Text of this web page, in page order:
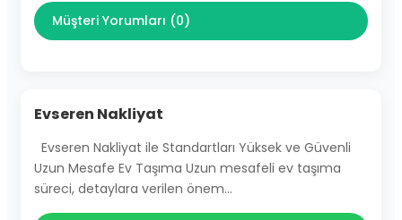
Müşteri Yorumları (0)
Evseren Nakliyat
Evseren Nakliyat ile Standartları Yüksek ve Güvenli
Uzun Mesafe Ev Taşıma Uzun mesafeli ev taşıma
süreci, detaylara verilen önem…